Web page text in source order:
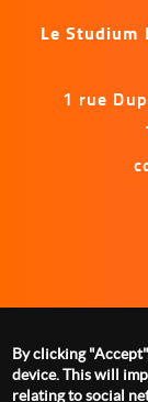
Le
1 rue
By clicking
device. This will
relating to social